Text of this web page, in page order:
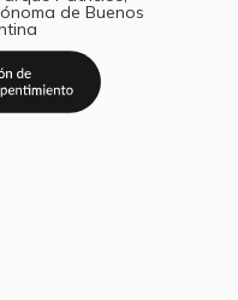
de Buenos